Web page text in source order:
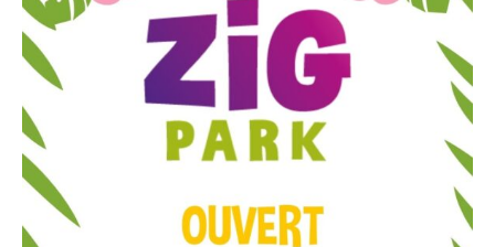
La réservation est nécessaire pour garantir votre
anniversaire dans cette expérience palpitante.
LA FORMULE COMPREND :
La mise à disposition des cartons d’invitations :
disponibles au parc ou à télécharger
Une table réservée, dressée et débarrassée par